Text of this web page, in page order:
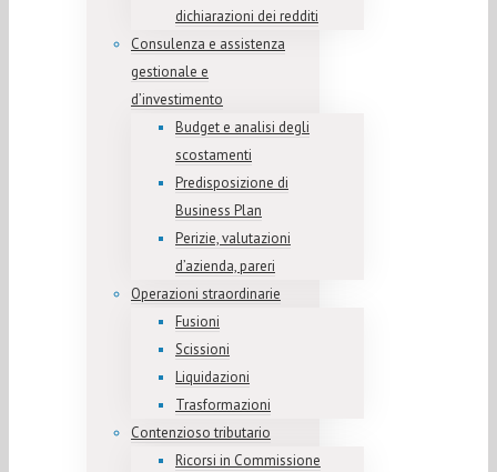
dichiarazioni dei redditi
Consulenza e assistenza
gestionale e
d’investimento
Budget e analisi degli
scostamenti
Predisposizione di
Business Plan
Perizie, valutazioni
d’azienda, pareri
Operazioni straordinarie
Fusioni
Scissioni
Liquidazioni
Trasformazioni
Contenzioso tributario
Ricorsi in Commissione